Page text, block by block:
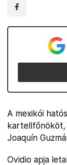
A mexikói
kartellfőnököt,
Joaquín
Ovidio apja